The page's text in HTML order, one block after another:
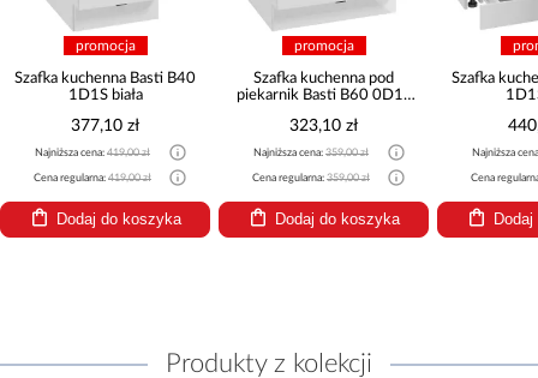
promocja
Szafka kuchenna Basti B40
1D1S biała
377,10 zł
Najniższa cena: 419,00 zł
Cena regularna: 419,00 zł
Dodaj do koszyka
promocja
Szafka kuchenna pod
piekarnik Basti B60 0D1S
323,10 zł
Najniższa cena: 359,00 zł
Cena regularna: 359,00 zł
Dodaj do koszyka
Szafka
Najniższa
Cena
Produkty z kolekcji